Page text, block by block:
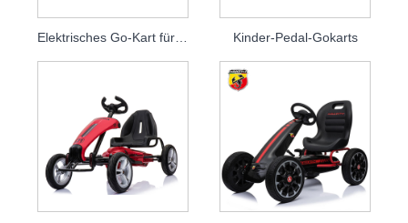
Elektrisches Go-Kart für Kinder im neuen Design Kinder-Pedal-Gokarts